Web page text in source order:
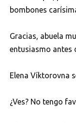
bombones
Gracias, abuela
entusiasmo antes
Elena Víktorovna
¿Ves? No tengo